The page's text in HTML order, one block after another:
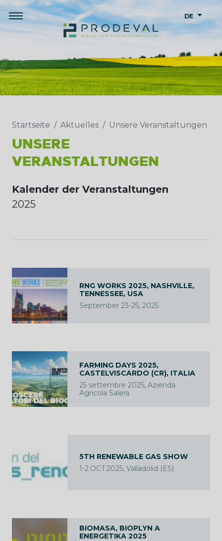
DE
Startseite Aktuelles Unsere Veranstaltungen
UNSERE
VERANSTALTUNGEN
Kalender der Veranstaltungen
2025
RNG WORKS 2025, NASHVILLE,
TENNESSEE, USA
September 23-25, 2025
FARMING DAYS 2025,
CASTELVISCARDO (CR), ITALIA
25 settembre 2025, Azienda
Agricola Salera
5TH RENEWABLE GAS SHOW
1-2.OCT.2025, Valladolid (ES)
BIOMASA, BIOPLYN A
ENERGETIKA 2025